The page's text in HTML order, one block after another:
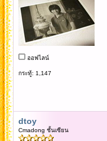
ออฟไลน์
กระทู้: 1,147
dtoy
Cmadong ชั้นเซียน